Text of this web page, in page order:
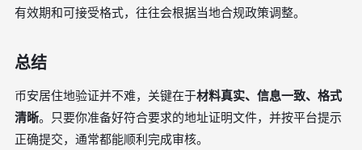
有效期和可接受格式，往往会根据当地合规政策调整。
总结
币安居住地验证并不难，关键在于材料真实、信息一致、格式
清晰。只要你准备好符合要求的地址证明文件，并按平台提示
正确提交，通常都能顺利完成审核。